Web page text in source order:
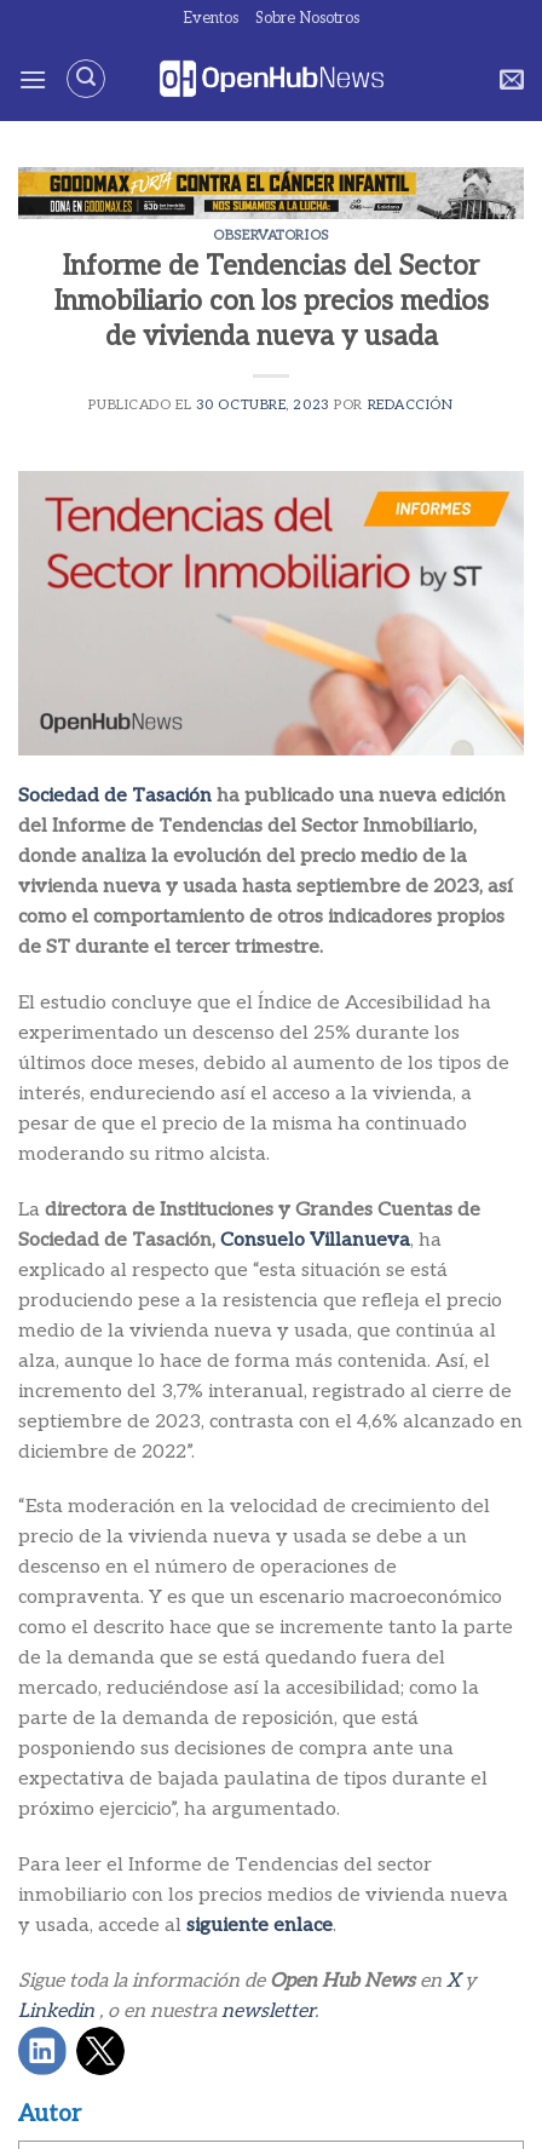
contenido
Eventos Sobre Nosotros
OBSERVATORIOS
Informe de Tendencias del Sector
Inmobiliario con los precios medios
de vivienda nueva y usada
PUBLICADO EL 30 OCTUBRE, 2023 POR REDACCIÓN
Sociedad de Tasación ha publicado una nueva edición
del Informe de Tendencias del Sector Inmobiliario,
donde analiza la evolución del precio medio de la
vivienda nueva y usada hasta septiembre de 2023, así
como el comportamiento de otros indicadores propios
de ST durante el tercer trimestre.
El estudio concluye que el Índice de Accesibilidad ha
experimentado un descenso del 25% durante los
últimos doce meses, debido al aumento de los tipos de
interés, endureciendo así el acceso a la vivienda, a
pesar de que el precio de la misma ha continuado
moderando su ritmo alcista.
La directora de Instituciones y Grandes Cuentas de
Sociedad de Tasación, Consuelo Villanueva, ha
explicado al respecto que “esta situación se está
produciendo pese a la resistencia que refleja el precio
medio de la vivienda nueva y usada, que continúa al
alza, aunque lo hace de forma más contenida. Así, el
incremento del 3,7% interanual, registrado al cierre de
septiembre de 2023, contrasta con el 4,6% alcanzado en
diciembre de 2022”.
“Esta moderación en la velocidad de crecimiento del
precio de la vivienda nueva y usada se debe a un
descenso en el número de operaciones de
compraventa. Y es que un escenario macroeconómico
como el descrito hace que se incremente tanto la parte
de la demanda que se está quedando fuera del
mercado, reduciéndose así la accesibilidad; como la
parte de la demanda de reposición, que está
posponiendo sus decisiones de compra ante una
expectativa de bajada paulatina de tipos durante el
próximo ejercicio”, ha argumentado.
Para leer el Informe de Tendencias del sector
inmobiliario con los precios medios de vivienda nueva
y usada, accede al siguiente enlace.
Sigue toda la información de Open Hub Newsen Xy
Linkedin , o en nuestranewsletter.
Autor